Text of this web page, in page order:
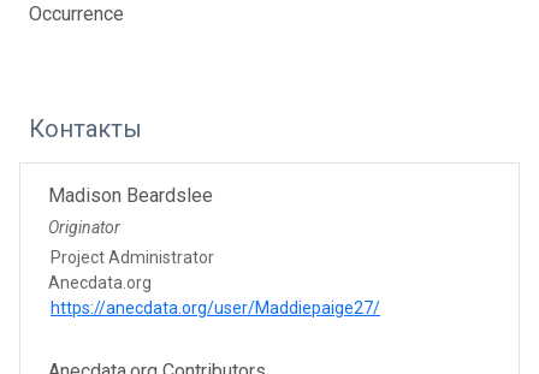
Occurrence
Контакты
Madison Beardslee
Originator
Project Administrator
Anecdata.org
https://anecdata.org/user/Maddiepaige27/